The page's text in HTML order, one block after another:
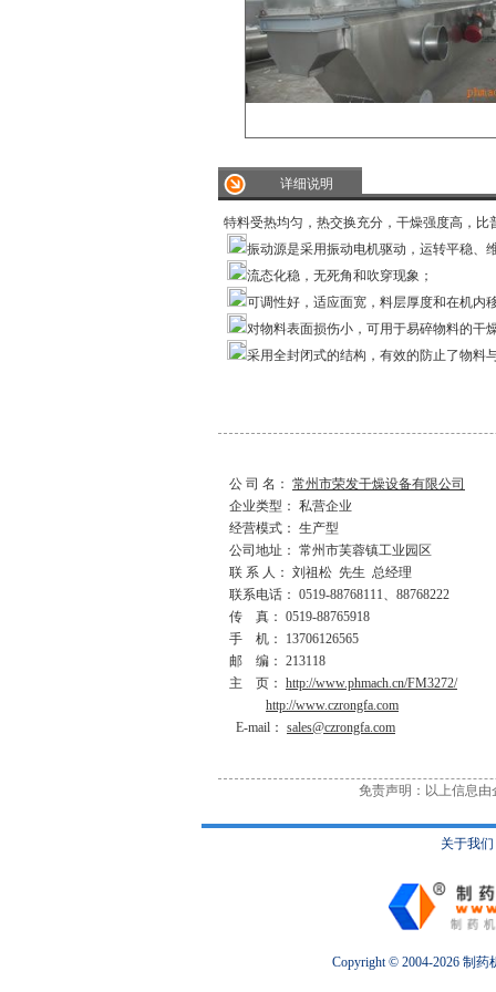
详细说明
特料受热均匀，热交换充分，干燥强度高，比
振动源是采用振动电机驱动，运转平稳、
流态化稳，无死角和吹穿现象；
可调性好，适应面宽，料层厚度和在机内
对物料表面损伤小，可用于易碎物料的干
采用全封闭式的结构，有效的防止了物料
公 司 名： 常州市荣发干燥设备有限公司
企业类型： 私营企业
经营模式： 生产型
公司地址： 常州市芙蓉镇工业园区
联 系 人： 刘祖松 先生 总经理
联系电话： 0519-88768111、88768222
传 真： 0519-88765918
手 机： 13706126565
邮 编： 213118
主 页： http://www.phmach.cn/FM3272/
http://www.czrongfa.com
E-mail： sales@czrongfa.com
免责声明：以上信息
关于我们
Copyright © 2004-2026 制药